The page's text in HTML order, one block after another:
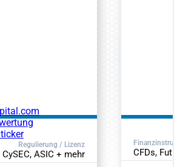
Regulierung / Lizenz
CySEC, ASIC + mehr
CFDs,